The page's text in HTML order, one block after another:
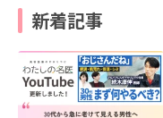
新着記事